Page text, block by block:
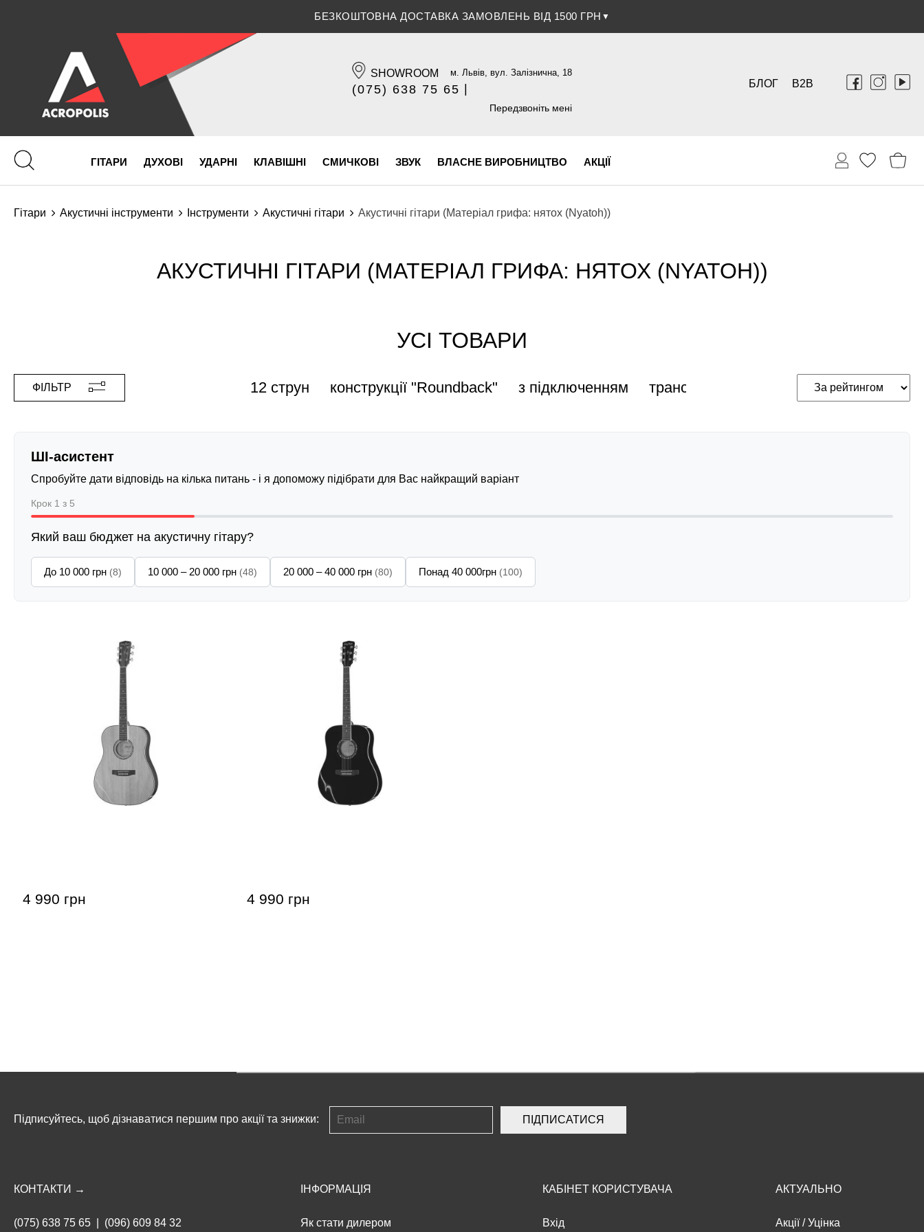
БЕЗКОШТОВНА ДОСТАВКА ЗАМОВЛЕНЬ ВІД 1500 ГРН ▼
SHOWROOM м. Львів, вул. Залізнична, 18
(075) 638 75 65
(096) 609 84 32
Передзвоніть мені
B2B
БЛОГ
ГІТАРИ ДУХОВІ УДАРНІ КЛАВІШНІ СМИЧКОВІ ЗВУК ВЛАСНЕ ВИРОБНИЦТВО АКЦІЇ
Гітари Акустичні інструменти Інструменти Акустичні гітари Акустичні гітари (Матеріал грифа: нятох (Nyatoh))
АКУСТИЧНІ ГІТАРИ (МАТЕРІАЛ ГРИФА: НЯТОХ (NYATOH))
УСІ ТОВАРИ
12 струн конструкції "Roundback" з підключенням трансакустичні
ФІЛЬТР
ШІ-асистент
Спробуйте дати відповідь на кілька питань - і я допоможу підібрати для Вас найкращий варіант
Крок 1 з 5
Який ваш бюджет на акустичну гітару?
До 10 000 грн (8) 10 000 – 20 000 грн (48) 20 000 – 40 000 грн (80) Понад 40 000грн (100)
4 990 грн 4 990 грн
Підписуйтесь, щоб дізнаватися першим про акції та знижки: ПІДПИСАТИСЯ
КОНТАКТИ →
(075) 638 75 65 (096) 609 84 32
ІНФОРМАЦІЯ
Як стати дилером
КАБІНЕТ КОРИСТУВАЧА
Вхід
АКТУАЛЬНО
Акції/Уцінка